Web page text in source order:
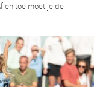
en toe moet je de